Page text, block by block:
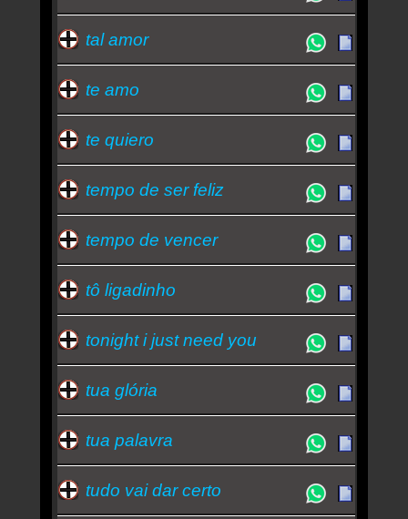
tal amor
te amo
te quiero
tempo de ser feliz
tempo de vencer
tô ligadinho
tonight i just need you
tua glória
tua palavra
tudo vai dar certo